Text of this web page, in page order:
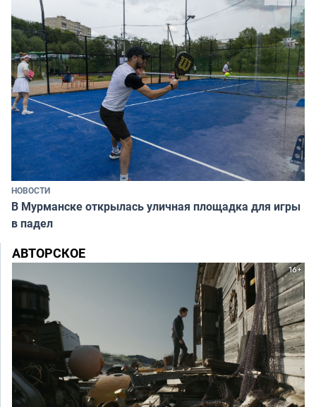
НОВОСТИ
В Мурманске открылась уличная площадка для игры
в падел
АВТОРСКОЕ